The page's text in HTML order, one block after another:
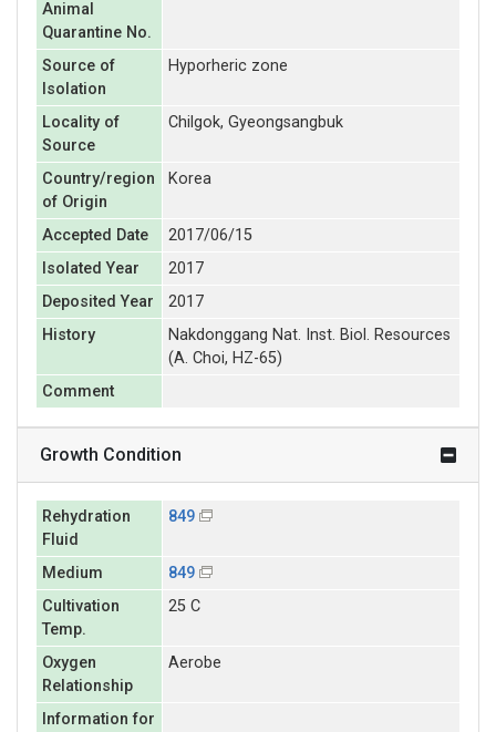
Animal
Quarantine No.
Source of
Isolation
Hyporheric zone
Locality of
Source
Chilgok, Gyeongsangbuk
Country/region
of Origin
Korea
Accepted Date
2017/06/15
Isolated Year
2017
Deposited Year
2017
History
Nakdonggang Nat. Inst. Biol. Resources
(A. Choi, HZ-65)
Comment
Growth Condition
Rehydration
Fluid
849
Medium
849
Cultivation
Temp.
25 C
Oxygen
Relationship
Aerobe
Information for